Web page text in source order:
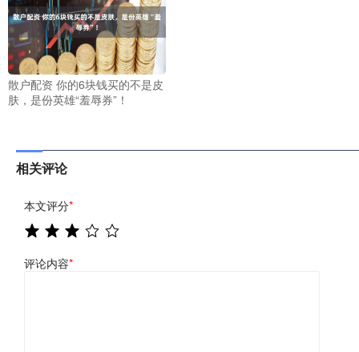
散户配资 你的6块钱买的不是皮
肤，是份英雄“羞辱券”！
相关评论
本文评分*
评论内容*